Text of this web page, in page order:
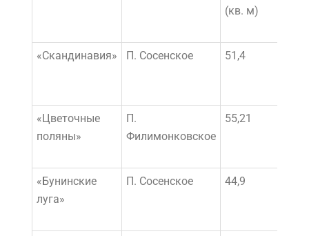
(кв. м)
«Скандинавия» П. Сосенское 51,4
«Цветочные
поляны»
П.
Филимонковское
55,21
«Бунинские
луга»
П. Сосенское 44,9